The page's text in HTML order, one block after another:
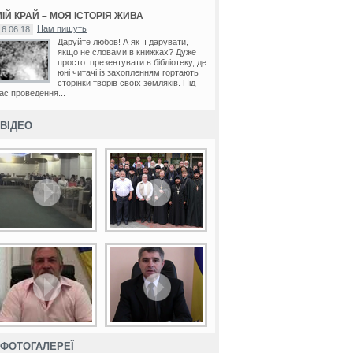
КРАЙ – МОЯ ІСТОРІЯ ЖИВА
Нам пишуть
Даруйте любов! А як її дарувати,
якщо не словами в книжках? Дуже
просто: презентувати в бібліотеку, де
юні читачі із захопленням гортають
сторінки творів своїх земляків. Під
проведення...
ВІДЕО
ФОТОГАЛЕРЕЇ